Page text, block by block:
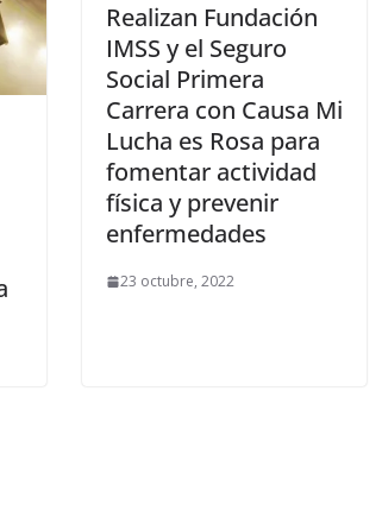
Realizan Fundación
IMSS y el Seguro
Social Primera
Carrera con Causa Mi
Lucha es Rosa para
fomentar actividad
física y prevenir
enfermedades
23 octubre, 2022